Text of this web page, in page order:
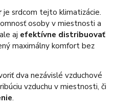
je srdcom tejto klimatizácie.
osoby v miestnosti a
aj efektívne distribuovať
maximálny komfort bez
dva nezávislé vzduchové
vzduchu v miestnosti, či
.